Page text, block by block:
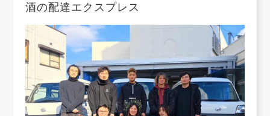
酒の配達エクスプレス